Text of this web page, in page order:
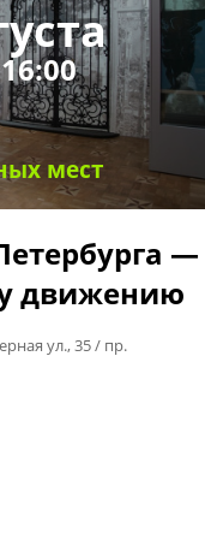
мест
движению
ул., 35 / пр.